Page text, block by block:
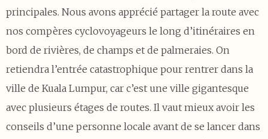
principales. Nous avons apprécié partager la route avec
nos compères cyclovoyageurs le long d’itinéraires en
bord de rivières, de champs et de palmeraies. On
retiendra l’entrée catastrophique pour rentrer dans la
ville de Kuala Lumpur, car c’est une ville gigantesque
avec plusieurs étages de routes. Il vaut mieux avoir les
conseils d’une personne locale avant de se lancer dans